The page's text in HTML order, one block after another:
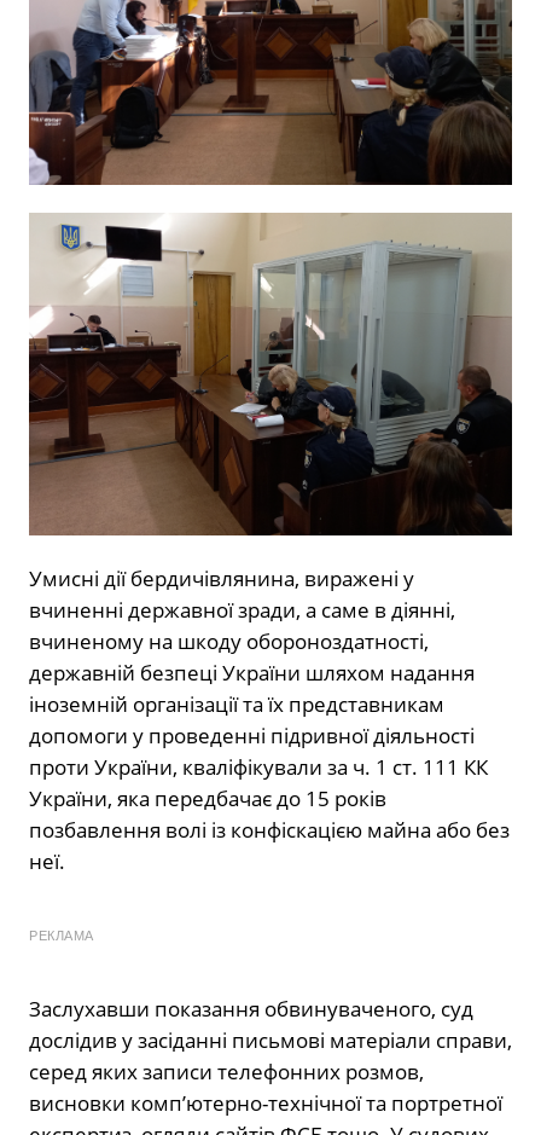
Умисні дії бердичівлянина, виражені у
вчиненні державної зради, а саме в діянні,
вчиненому на шкоду обороноздатності,
державній безпеці України шляхом надання
іноземній організації та їх представникам
допомоги у проведенні підривної діяльності
проти України, кваліфікували за ч. 1 ст. 111 КК
України, яка передбачає до 15 років
позбавлення волі із конфіскацією майна або без
неї.
РЕКЛАМА
Заслухавши показання обвинуваченого, суд
дослідив у засіданні письмові матеріали справи,
серед яких записи телефонних розмов,
висновки комп’ютерно-технічної та портретної